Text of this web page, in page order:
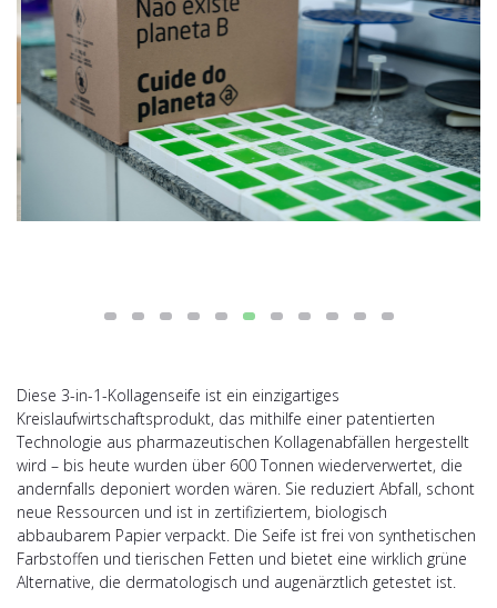
Diese 3-in-1-Kollagenseife ist ein einzigartiges
Kreislaufwirtschaftsprodukt, das mithilfe einer patentierten
Technologie aus pharmazeutischen Kollagenabfällen hergestellt
wird – bis heute wurden über 600 Tonnen wiederverwertet, die
andernfalls deponiert worden wären. Sie reduziert Abfall, schont
neue Ressourcen und ist in zertifiziertem, biologisch
abbaubarem Papier verpackt. Die Seife ist frei von synthetischen
Farbstoffen und tierischen Fetten und bietet eine wirklich grüne
Alternative, die dermatologisch und augenärztlich getestet ist.